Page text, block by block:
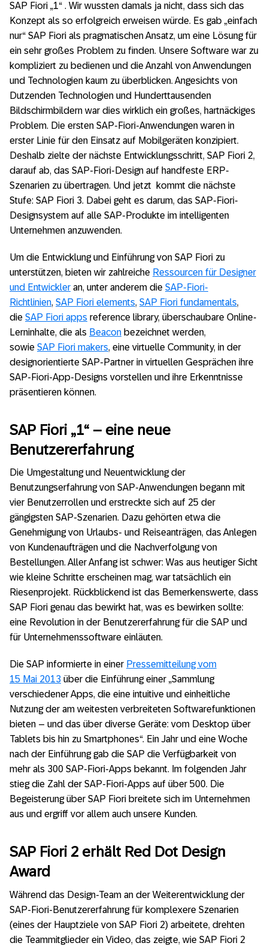
SAP Fiori „1“ . Wir wussten damals ja nicht, dass sich das
Konzept als so erfolgreich erweisen würde. Es gab „einfach
nur“ SAP Fiori als pragmatischen Ansatz, um eine Lösung für
ein sehr großes Problem zu finden. Unsere Software war zu
kompliziert zu bedienen und die Anzahl von Anwendungen
und Technologien kaum zu überblicken. Angesichts von
Dutzenden Technologien und Hunderttausenden
Bildschirmbildern war dies wirklich ein großes, hartnäckiges
Problem. Die ersten SAP-Fiori-Anwendungen waren in
erster Linie für den Einsatz auf Mobilgeräten konzipiert.
Deshalb zielte der nächste Entwicklungsschritt, SAP Fiori 2,
darauf ab, das SAP-Fiori-Design auf handfeste ERP-
Szenarien zu übertragen. Und jetzt kommt die nächste
Stufe: SAP Fiori 3. Dabei geht es darum, das SAP-Fiori-
Designsystem auf alle SAP-Produkte im intelligenten
Unternehmen anzuwenden.
Um die Entwicklung und Einführung von SAP Fiori zu
unterstützen, bieten wir zahlreiche Ressourcen für Designer
und Entwickler an, unter anderem die SAP-Fiori-
Richtlinien, SAP Fiori elements, SAP Fiori fundamentals,
die SAP Fiori apps reference library, überschaubare Online-
Lerninhalte, die als Beacon bezeichnet werden,
sowie SAP Fiori makers, eine virtuelle Community, in der
designorientierte SAP-Partner in virtuellen Gesprächen ihre
SAP-Fiori-App-Designs vorstellen und ihre Erkenntnisse
präsentieren können.
SAP Fiori „1“ – eine neue
Benutzererfahrung
Die Umgestaltung und Neuentwicklung der
Benutzungserfahrung von SAP-Anwendungen begann mit
vier Benutzerrollen und erstreckte sich auf 25 der
gängigsten SAP-Szenarien. Dazu gehörten etwa die
Genehmigung von Urlaubs- und Reiseanträgen, das Anlegen
von Kundenaufträgen und die Nachverfolgung von
Bestellungen. Aller Anfang ist schwer: Was aus heutiger Sicht
wie kleine Schritte erscheinen mag, war tatsächlich ein
Riesenprojekt. Rückblickend ist das Bemerkenswerte, dass
SAP Fiori genau das bewirkt hat, was es bewirken sollte:
eine Revolution in der Benutzererfahrung für die SAP und
für Unternehmenssoftware einläuten.
Die SAP informierte in einer Pressemitteilung vom
15 Mai 2013 über die Einführung einer „Sammlung
verschiedener Apps, die eine intuitive und einheitliche
Nutzung der am weitesten verbreiteten Softwarefunktionen
bieten – und das über diverse Geräte: vom Desktop über
Tablets bis hin zu Smartphones“. Ein Jahr und eine Woche
nach der Einführung gab die SAP die Verfügbarkeit von
mehr als 300 SAP-Fiori-Apps bekannt. Im folgenden Jahr
stieg die Zahl der SAP-Fiori-Apps auf über 500. Die
Begeisterung über SAP Fiori breitete sich im Unternehmen
aus und ergriff vor allem auch unsere Kunden.
SAP Fiori 2 erhält Red Dot Design
Award
Während das Design-Team an der Weiterentwicklung der
SAP-Fiori-Benutzererfahrung für komplexere Szenarien
(eines der Hauptziele von SAP Fiori 2) arbeitete, drehten
die Teammitglieder ein Video, das zeigte, wie SAP Fiori 2